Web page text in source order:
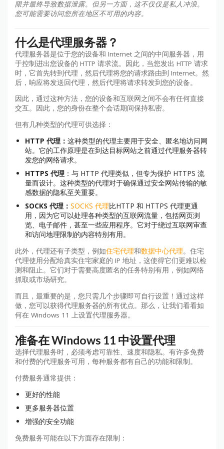
限并最终导致数据泄露。但另一方面，这不仅仅是私人冲浪。
您可能需要访问您所在地区不可用的内容。
什么是代理服务器？
代理服务器是位于您的设备和 Internet 之间的中间服务器，用
于控制进出您设备的 HTTP 请求流。因此，当您发出 HTTP 请求
时，它首先转到代理，然后代理将您的请求路由到 Internet。然
后，响应将发送回代理，然后代理将请求转发到您的设备。
因此，通过这种方法，您的设备和互联网之间不会有任何直接
交互。因此，您的身份在整个会话期间保持私密。
但有几种类型的代理可供选择：
HTTP 代理： 这种类型的代理主要用于安全、匿名地访问网
站。它的工作原理是在到达目标网站之前通过代理服务器转
发您的网络请求。
HTTPS 代理 ：与 HTTP 代理类似，但专为保护 HTTPS 流
量而设计。这种类型的代理对于确保通过安全网站传输的敏
感数据的隐私至关重要。
SOCKS 代理： SOCKS 代理比HTTP 和 HTTPS 代理更通
用，因为它可以处理各种类型的互联网流量，包括网页浏
览、电子邮件，甚至一些应用程序。它对于绕过互联网审查
和访问地理限制的内容特别有用。
此外，代理还有子类型，例如住宅代理和数据中心代理。住宅
代理使用分配给真实住宅家庭的 IP 地址，这使得它们更难以检
测和阻止。它们对于需要高度匿名的任务特别有用，例如网络
抓取或市场研究。
而且，最重要的是，您只需几个步骤即可自行设置！通过这样
做，您可以获得代理服务器的所有优点。那么，让我们看看如
何在 Windows 11 上设置代理服务器。
准备在 Windows 11 中设置代理
选择代理服务时，必须考虑可靠性、速度和隐私。有许多免费
和付费的代理服务可用，每种服务都有自己的功能和限制。
付费服务通常提供：
更好的性能
更多服务器位置
增强的安全功能
免费服务可能在以下方面存在限制：